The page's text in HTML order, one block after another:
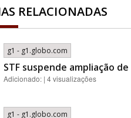
RELACIONADAS
g1 - g1.globo.com
STF suspende ampliação
Adicionado: | 4 visualizações
g1 - g1.globo.com